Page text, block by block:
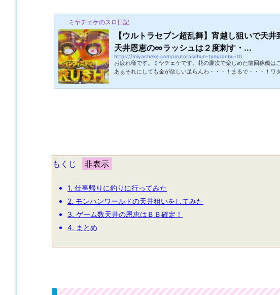
ミヤチェケのスロ日記
【ウルトラセブン超乱舞】宵越し狙いで天井
天井恩恵の∞ラッシュは２度刺す・...
https://miyacheke.com/urutorasebun-tyouranbu-10
お疲れ様です。ミヤチェケです。花の慶次で楽しめた前回稼働は
あぁそれにしても金が欲しい足らんわ・・・！まるで・・・！ワ
鬱になるんですよね。車検ってどうしててあんなにも金がかかる
もくじ
1. 仕事帰りに釣りに行ってみた
2. モンハンワールドの天井狙いをしてみた
3. ゲーム数天井の恩恵はＢＢ確定！
4. まとめ